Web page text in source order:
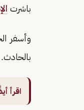
باشرت
وأسفر
بالحادث.
اقرأ